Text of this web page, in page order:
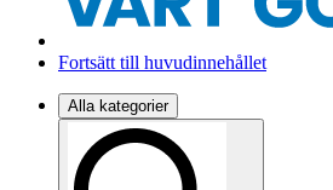
Fortsätt till huvudinnehållet
Alla kategorier